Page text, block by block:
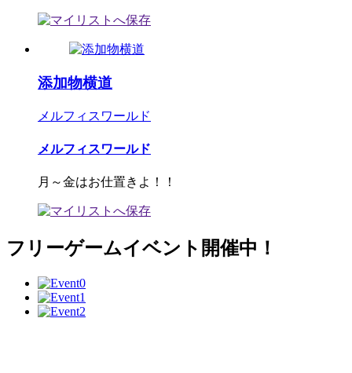
添加物横道
メルフィスワールド
メルフィスワールド
月～金はお仕置きよ！！
フリーゲームイベント開催中！